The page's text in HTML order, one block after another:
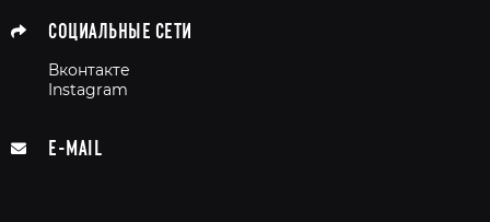
СОЦИАЛЬНЫЕ СЕТИ
Вконтакте
Instagram
E-MAIL